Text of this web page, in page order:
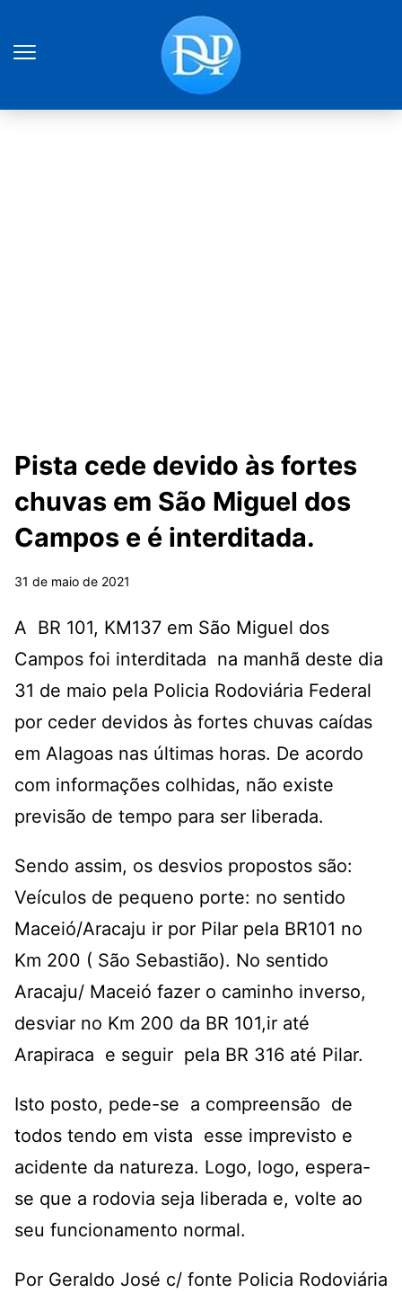
Pista cede devido às fortes
chuvas em São Miguel dos
Campos e é interditada.
31 de maio de 2021
A BR 101, KM137 em São Miguel dos
Campos foi interditada na manhã deste dia
31 de maio pela Policia Rodoviária Federal
por ceder devidos às fortes chuvas caídas
em Alagoas nas últimas horas. De acordo
com informações colhidas, não existe
previsão de tempo para ser liberada.
Sendo assim, os desvios propostos são:
Veículos de pequeno porte: no sentido
Maceió/Aracaju ir por Pilar pela BR101 no
Km 200 ( São Sebastião). No sentido
Aracaju/ Maceió fazer o caminho inverso,
desviar no Km 200 da BR 101,ir até
Arapiraca e seguir pela BR 316 até Pilar.
Isto posto, pede-se a compreensão de
todos tendo em vista esse imprevisto e
acidente da natureza. Logo, logo, espera-
se que a rodovia seja liberada e, volte ao
seu funcionamento normal.
Por Geraldo José c/ fonte Policia Rodoviária